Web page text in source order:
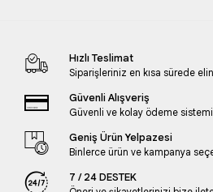
Hızlı Teslimat
Siparişleriniz en kısa sürede
Güvenli Alışveriş
Güvenli ve kolay ödeme sistemi
Geniş Ürün Yelpazesi
Binlerce ürün ve kampanya
7 / 24 DESTEK